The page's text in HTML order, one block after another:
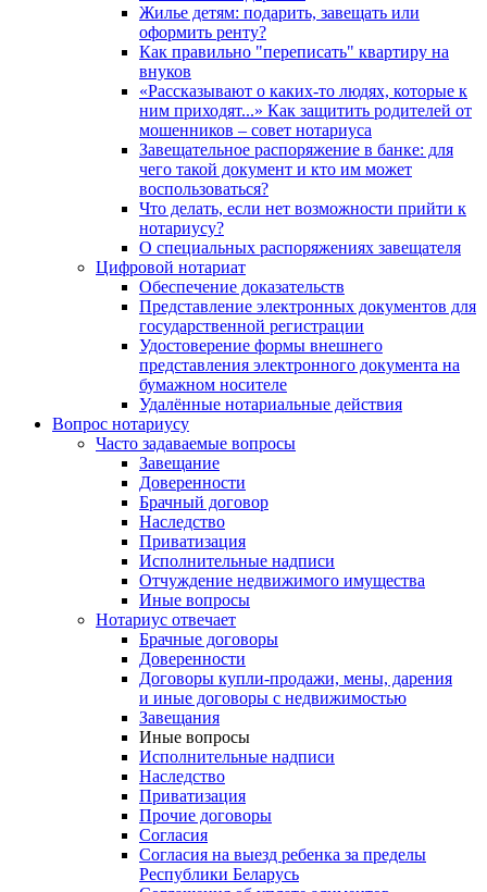
Жилье детям: подарить, завещать или
оформить ренту?
Как правильно "переписать" квартиру на
внуков
«Рассказывают о каких-то людях, которые к
ним приходят...» Как защитить родителей от
мошенников – совет нотариуса
Завещательное распоряжение в банке: для
чего такой документ и кто им может
воспользоваться?
Что делать, если нет возможности прийти к
нотариусу?
О специальных распоряжениях завещателя
Цифровой нотариат
Обеспечение доказательств
Представление электронных документов для
государственной регистрации
Удостоверение формы внешнего
представления электронного документа на
бумажном носителе
Удалённые нотариальные действия
Вопрос нотариусу
Часто задаваемые вопросы
Завещание
Доверенности
Брачный договор
Наследство
Приватизация
Исполнительные надписи
Отчуждение недвижимого имущества
Иные вопросы
Нотариус отвечает
Брачные договоры
Доверенности
Договоры купли-продажи, мены, дарения
и иные договоры с недвижимостью
Завещания
Иные вопросы
Исполнительные надписи
Наследство
Приватизация
Прочие договоры
Согласия
Согласия на выезд ребенка за пределы
Республики Беларусь